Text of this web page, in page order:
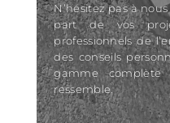
N’hésitez pas à
part de vos
professionnels de
des conseils
gamme complète
ressemble.